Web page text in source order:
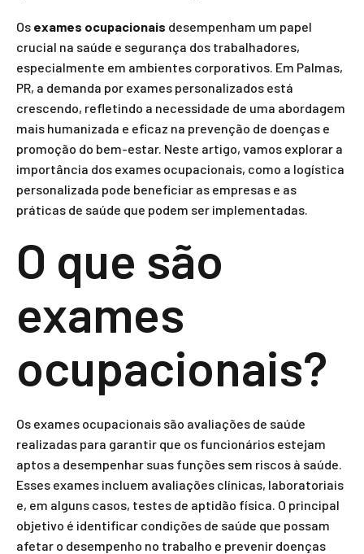
Os exames ocupacionais desempenham um papel
crucial na saúde e segurança dos trabalhadores,
especialmente em ambientes corporativos. Em Palmas,
PR, a demanda por exames personalizados está
crescendo, refletindo a necessidade de uma abordagem
mais humanizada e eficaz na prevenção de doenças e
promoção do bem-estar. Neste artigo, vamos explorar a
importância dos exames ocupacionais, como a logística
personalizada pode beneficiar as empresas e as
práticas de saúde que podem ser implementadas.
O que são
exames
ocupacionais?
Os exames ocupacionais são avaliações de saúde
realizadas para garantir que os funcionários estejam
aptos a desempenhar suas funções sem riscos à saúde.
Esses exames incluem avaliações clínicas, laboratoriais
e, em alguns casos, testes de aptidão física. O principal
objetivo é identificar condições de saúde que possam
afetar o desempenho no trabalho e prevenir doenças